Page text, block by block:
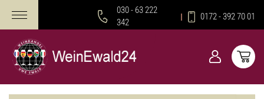
030 - 63 222
342
0172 - 392 70 01